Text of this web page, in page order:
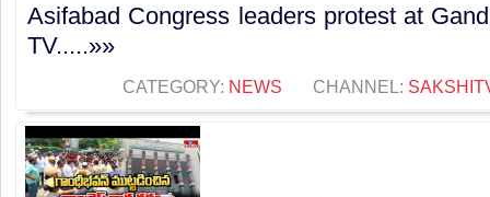
Asifabad Congress leaders protest at
TV.....»»
CATEGORY: NEWS CHANNEL: